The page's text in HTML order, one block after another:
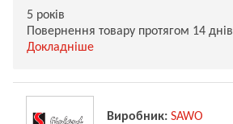
5 років
Повернення товару протягом 14 днів
Докладніше
Виробник: SAWO